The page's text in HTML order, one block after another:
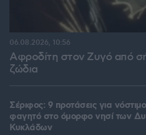
Αφροδίτη στον Ζυγό από
ζώδια
06.08.2026, 10:56
Σέριφος: 9 προτάσεις για νόστιμο
φαγητό στο όμορφο νησί των
Κυκλάδων